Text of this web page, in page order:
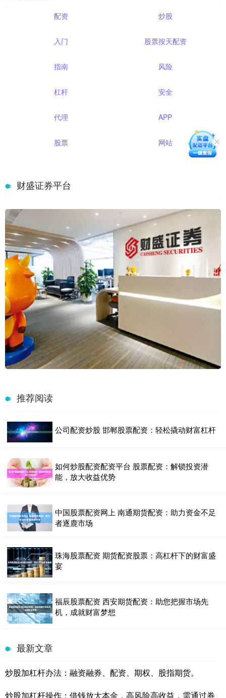
配资 炒股
入门 股票按天配资
指南 风险
杠杆 安全
代理 APP
股票 网站
财盛证券平台
推荐阅读
公司配资炒股 邯郸股票配资：轻松撬动财富杠杆
如何炒股配资配资平台 股票配资：解锁投资潜
能，放大收益优势
中国股票配资网上 南通期货配资：助力资金不足
者逐鹿市场
珠海股票配资 期货配资股票：高杠杆下的财富盛
宴
福辰股票配资 西安期货配资：助您把握市场先
机，成就财富梦想
最新文章
炒股加杠杆办法：融资融券、配资、期权、股指期货。
炒股加杠杆操作：借钱放大本金，高风险高收益，需通过券